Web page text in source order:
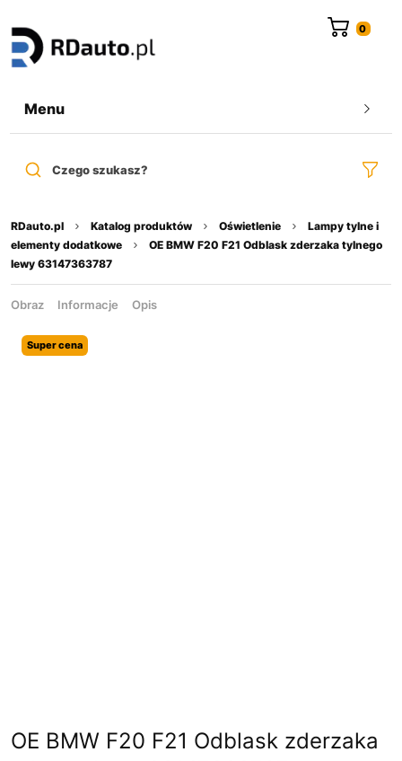
Menu
Czego szukasz?
RDauto.pl Katalog produktów Oświetlenie
Lampy tylne i
elementy dodatkowe
OE BMW F20 F21 Odblask zderzaka tylnego
lewy 63147363787
Obraz Informacje Opis
Super cena
OE BMW F20 F21 Odblask zderzaka